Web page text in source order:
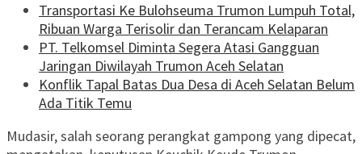
Transportasi Ke Bulohseuma Trumon Lumpuh Total,
Ribuan Warga Terisolir dan Terancam Kelaparan
PT. Telkomsel Diminta Segera Atasi Gangguan
Jaringan Diwilayah Trumon Aceh Selatan
Konflik Tapal Batas Dua Desa di Aceh Selatan Belum
Ada Titik Temu
Mudasir, salah seorang perangkat gampong yang dipecat,